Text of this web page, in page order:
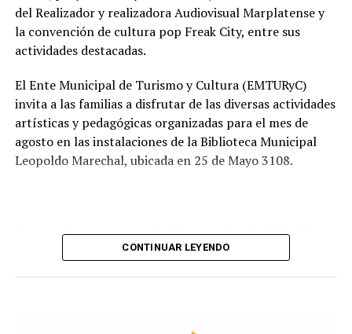
recorrido administrativo con la intervención de la
Comisión de Estudio de Ofertas y Adjudicación, que
tendrá a su cargo la evaluación de las propuestas
obra.
del Realizador y realizadora Audiovisual Marplatense y
la convención de cultura pop Freak City, entre sus
actividades destacadas.
El Ente Municipal de Turismo y Cultura (EMTURyC)
invita a las familias a disfrutar de las diversas actividades
artísticas y pedagógicas organizadas para el mes de
agosto en las instalaciones de la Biblioteca Municipal
Leopoldo Marechal, ubicada en 25 de Mayo 3108.
Culturales”, a cargo del grupo Cul Mardel, que se podrá
CONTINUAR LEYENDO